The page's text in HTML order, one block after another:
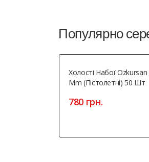
Популярно
Холості Набої Ozkursan
Mm (пістолетні) 50 Шт
780 грн.